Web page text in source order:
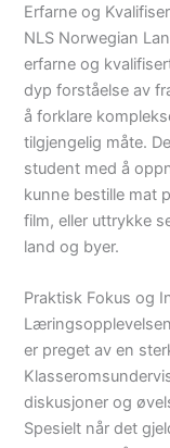
Erfarne og
NLS Norwegian
erfarne og
dyp forståelse av
å forklare
tilgjengelig måte.
student med å
kunne bestille mat
film, eller uttrykke
land og byer.
Praktisk Fokus og
er preget av en
diskusjoner og
Spesielt når det